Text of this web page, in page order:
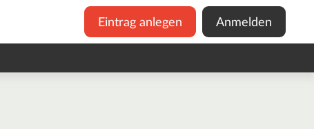
Eintrag anlegen Anmelden